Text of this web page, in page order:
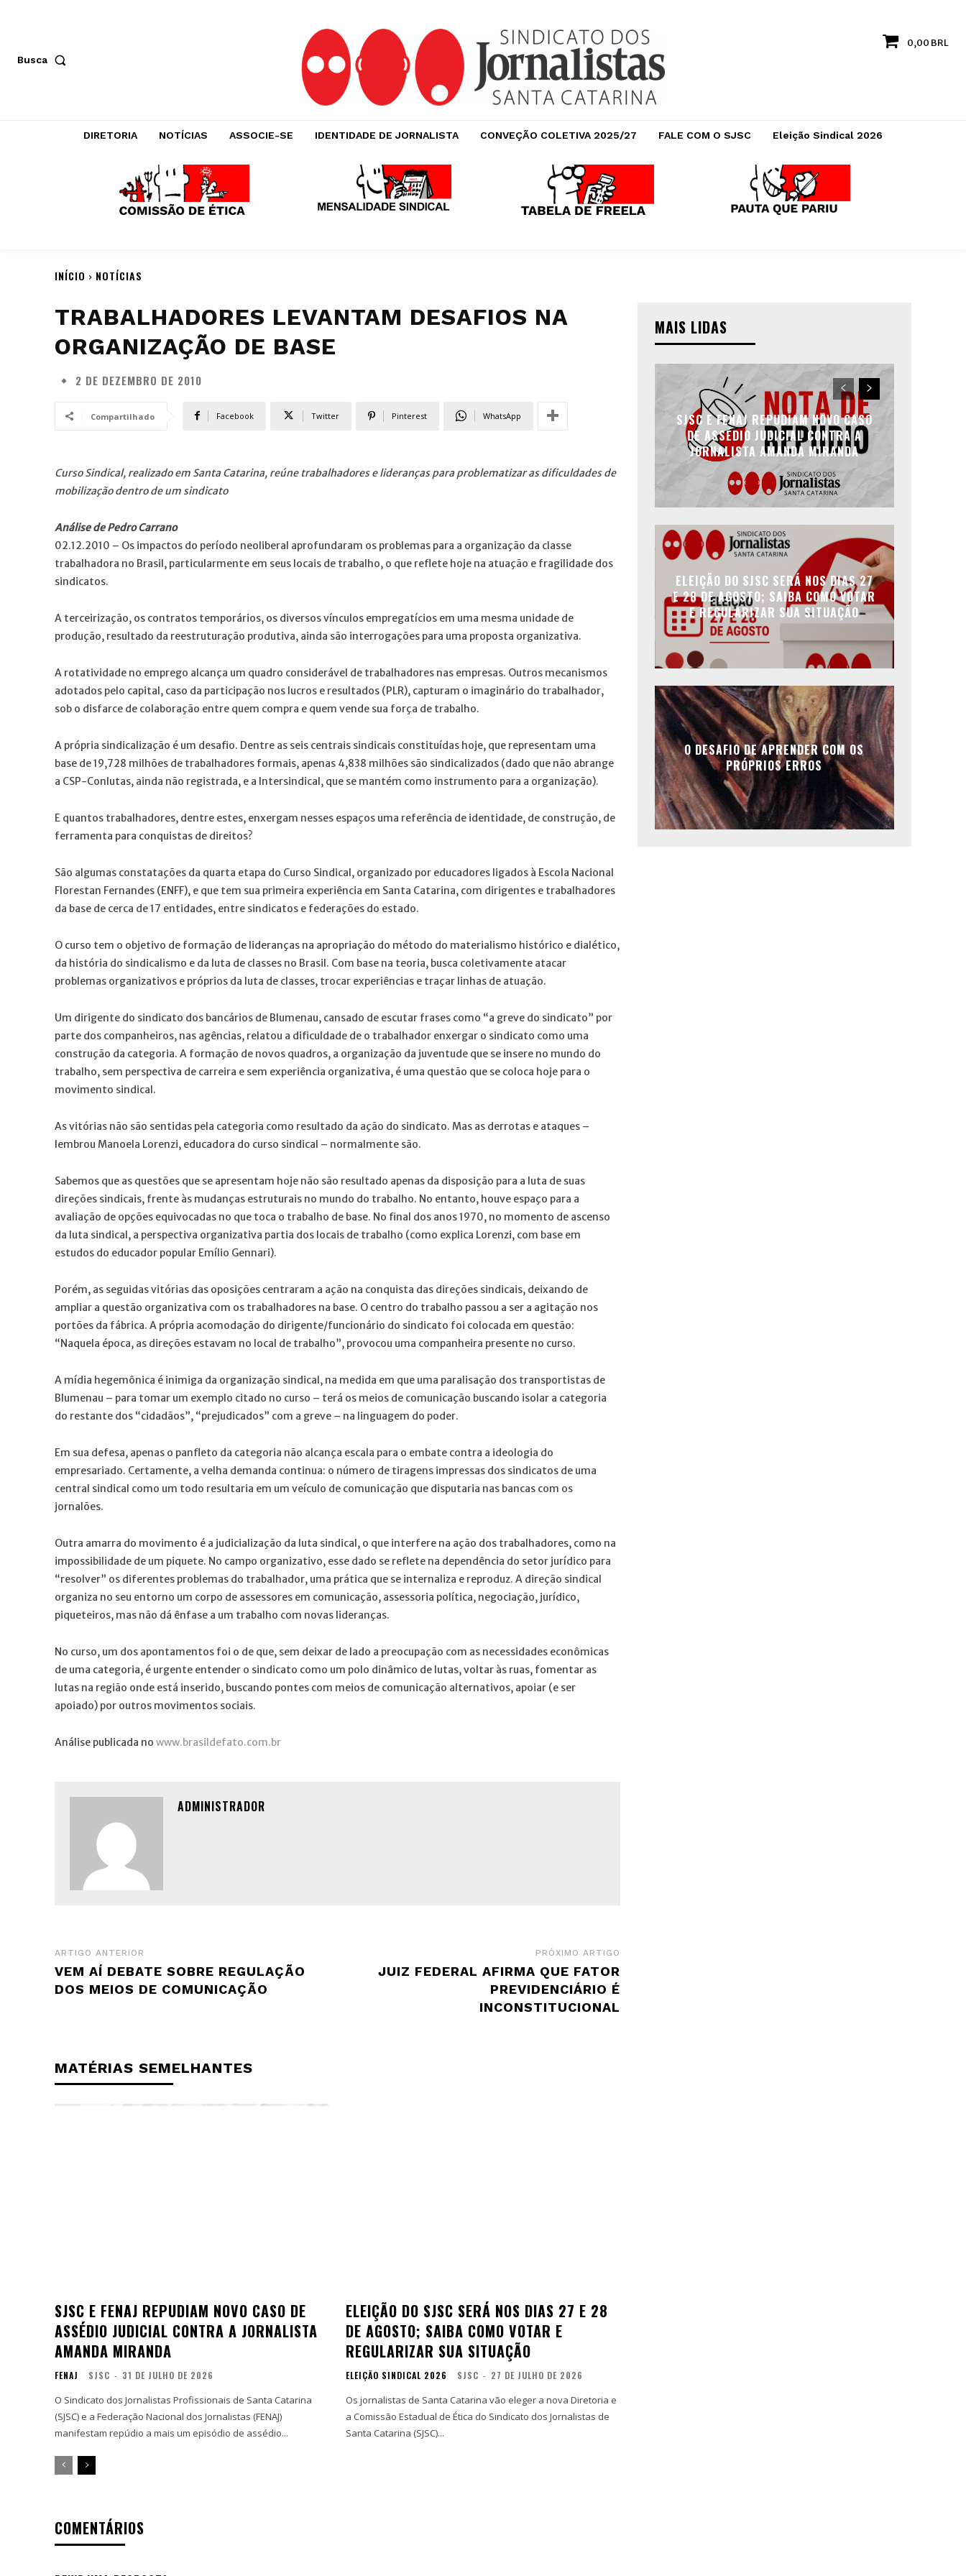
Busca
0,00 BRL
DIRETORIA NOTÍCIAS ASSOCIE-SE IDENTIDADE DE JORNALISTA CONVEÇÃO COLETIVA 2025/27 FALE COM O SJSC Eleição Sindical 2026
INÍCIO NOTÍCIAS
TRABALHADORES LEVANTAM DESAFIOS NA
ORGANIZAÇÃO DE BASE
2 DE DEZEMBRO DE 2010
Compartilhado Facebook Twitter Pinterest WhatsApp
Curso Sindical, realizado em Santa Catarina, reúne trabalhadores e lideranças para problematizar as dificuldades de
mobilização dentro de um sindicato
Análise de Pedro Carrano
02.12.2010 – Os impactos do período neoliberal aprofundaram os problemas para a organização da classe
trabalhadora no Brasil, particularmente em seus locais de trabalho, o que reflete hoje na atuação e fragilidade dos
sindicatos.
A terceirização, os contratos temporários, os diversos vínculos empregatícios em uma mesma unidade de
produção, resultado da reestruturação produtiva, ainda são interrogações para uma proposta organizativa.
A rotatividade no emprego alcança um quadro considerável de trabalhadores nas empresas. Outros mecanismos
adotados pelo capital, caso da participação nos lucros e resultados (PLR), capturam o imaginário do trabalhador,
sob o disfarce de colaboração entre quem compra e quem vende sua força de trabalho.
A própria sindicalização é um desafio. Dentre as seis centrais sindicais constituídas hoje, que representam uma
base de 19,728 milhões de trabalhadores formais, apenas 4,838 milhões são sindicalizados (dado que não abrange
a CSP-Conlutas, ainda não registrada, e a Intersindical, que se mantém como instrumento para a organização).
E quantos trabalhadores, dentre estes, enxergam nesses espaços uma referência de identidade, de construção, de
ferramenta para conquistas de direitos?
São algumas constatações da quarta etapa do Curso Sindical, organizado por educadores ligados à Escola Nacional
Florestan Fernandes (ENFF), e que tem sua primeira experiência em Santa Catarina, com dirigentes e trabalhadores
da base de cerca de 17 entidades, entre sindicatos e federações do estado.
O curso tem o objetivo de formação de lideranças na apropriação do método do materialismo histórico e dialético,
da história do sindicalismo e da luta de classes no Brasil. Com base na teoria, busca coletivamente atacar
problemas organizativos e próprios da luta de classes, trocar experiências e traçar linhas de atuação.
Um dirigente do sindicato dos bancários de Blumenau, cansado de escutar frases como “a greve do sindicato” por
parte dos companheiros, nas agências, relatou a dificuldade de o trabalhador enxergar o sindicato como uma
construção da categoria. A formação de novos quadros, a organização da juventude que se insere no mundo do
trabalho, sem perspectiva de carreira e sem experiência organizativa, é uma questão que se coloca hoje para o
movimento sindical.
As vitórias não são sentidas pela categoria como resultado da ação do sindicato. Mas as derrotas e ataques –
lembrou Manoela Lorenzi, educadora do curso sindical – normalmente são.
Sabemos que as questões que se apresentam hoje não são resultado apenas da disposição para a luta de suas
direções sindicais, frente às mudanças estruturais no mundo do trabalho. No entanto, houve espaço para a
avaliação de opções equivocadas no que toca o trabalho de base. No final dos anos 1970, no momento de ascenso
da luta sindical, a perspectiva organizativa partia dos locais de trabalho (como explica Lorenzi, com base em
estudos do educador popular Emílio Gennari).
Porém, as seguidas vitórias das oposições centraram a ação na conquista das direções sindicais, deixando de
ampliar a questão organizativa com os trabalhadores na base. O centro do trabalho passou a ser a agitação nos
portões da fábrica. A própria acomodação do dirigente/funcionário do sindicato foi colocada em questão:
“Naquela época, as direções estavam no local de trabalho”, provocou uma companheira presente no curso.
A mídia hegemônica é inimiga da organização sindical, na medida em que uma paralisação dos transportistas de
Blumenau – para tomar um exemplo citado no curso – terá os meios de comunicação buscando isolar a categoria
do restante dos “cidadãos”, “prejudicados” com a greve – na linguagem do poder.
Em sua defesa, apenas o panfleto da categoria não alcança escala para o embate contra a ideologia do
empresariado. Certamente, a velha demanda continua: o número de tiragens impressas dos sindicatos de uma
central sindical como um todo resultaria em um veículo de comunicação que disputaria nas bancas com os
jornalões.
Outra amarra do movimento é a judicialização da luta sindical, o que interfere na ação dos trabalhadores, como na
impossibilidade de um piquete. No campo organizativo, esse dado se reflete na dependência do setor jurídico para
“resolver” os diferentes problemas do trabalhador, uma prática que se internaliza e reproduz. A direção sindical
organiza no seu entorno um corpo de assessores em comunicação, assessoria política, negociação, jurídico,
piqueteiros, mas não dá ênfase a um trabalho com novas lideranças.
No curso, um dos apontamentos foi o de que, sem deixar de lado a preocupação com as necessidades econômicas
de uma categoria, é urgente entender o sindicato como um polo dinâmico de lutas, voltar às ruas, fomentar as
lutas na região onde está inserido, buscando pontes com meios de comunicação alternativos, apoiar (e ser
apoiado) por outros movimentos sociais.
Análise publicada no www.brasildefato.com.br
ADMINISTRADOR
ARTIGO ANTERIOR
VEM AÍ DEBATE SOBRE REGULAÇÃO
DOS MEIOS DE COMUNICAÇÃO
PRÓXIMO ARTIGO
JUIZ FEDERAL AFIRMA QUE FATOR
PREVIDENCIÁRIO É
INCONSTITUCIONAL
MATÉRIAS SEMELHANTES
SJSC E FENAJ REPUDIAM NOVO CASO DE
ASSÉDIO JUDICIAL CONTRA A JORNALISTA
AMANDA MIRANDA
FENAJ SJSC - 31 DE JULHO DE 2026
O Sindicato dos Jornalistas Profissionais de Santa Catarina
(SJSC) e a Federação Nacional dos Jornalistas (FENAJ)
manifestam repúdio a mais um episódio de assédio...
ELEIÇÃO DO SJSC SERÁ NOS DIAS 27 E 28
DE AGOSTO; SAIBA COMO VOTAR E
REGULARIZAR SUA SITUAÇÃO
ELEIÇÃO SINDICAL 2026 SJSC - 27 DE JULHO DE 2026
Os jornalistas de Santa Catarina vão eleger a nova Diretoria e
a Comissão Estadual de Ética do Sindicato dos Jornalistas de
Santa Catarina (SJSC)...
COMENTÁRIOS
MAIS LIDAS
SJSC E FENAJ REPUDIAM NOVO CASO
DE ASSÉDIO JUDICIAL CONTRA A
JORNALISTA AMANDA MIRANDA
ELEIÇÃO DO SJSC SERÁ NOS DIAS 27
E 28 DE AGOSTO; SAIBA COMO VOTAR
E REGULARIZAR SUA SITUAÇÃO
O DESAFIO DE APRENDER COM OS
PRÓPRIOS ERROS